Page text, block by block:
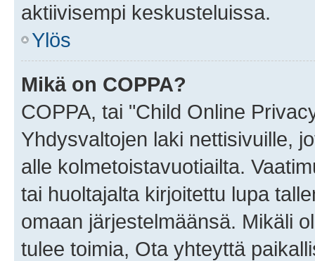
aktiivisempi keskusteluissa.
Ylös
Mikä on COPPA?
COPPA, tai "Child Online
Yhdysvaltojen laki nettisivuille,
alle kolmetoistavuotiailta.
tai huoltajalta kirjoitettu lupa
omaan järjestelmäänsä. Mikäli
tulee toimia, Ota yhteyttä